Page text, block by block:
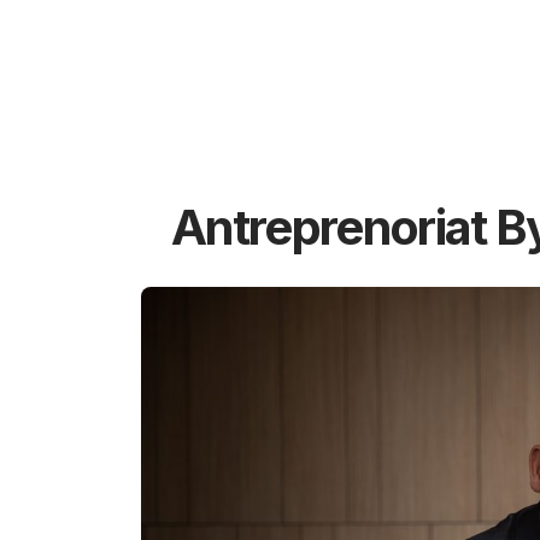
Antreprenoriat